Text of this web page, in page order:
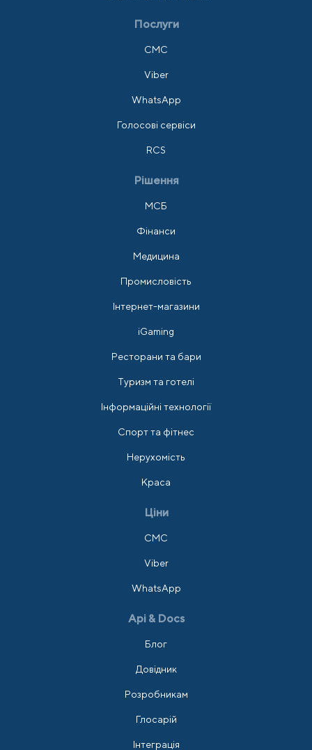
Послуги
СМС
Viber
WhatsApp
Голосові сервіси
RCS
Рішення
МСБ
Фінанси
Медицина
Промисловість
Інтернет-магазини
iGaming
Ресторани та бари
Туризм та готелі
Інформаційні технології
Спорт та фітнес
Нерухомість
Краса
Ціни
СМС
Viber
WhatsApp
Api & Docs
Блог
Довідник
Розробникам
Глосарій
Інтеграція